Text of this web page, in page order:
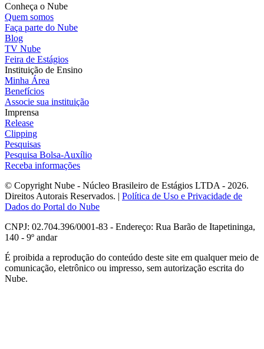
Conheça o Nube
Quem somos
Faça parte do Nube
Blog
TV Nube
Feira de Estágios
Instituição de Ensino
Minha Área
Benefícios
Associe sua instituição
Imprensa
Release
Clipping
Pesquisas
Pesquisa Bolsa-Auxílio
Receba informações
© Copyright Nube - Núcleo Brasileiro de Estágios LTDA - 2026.
Direitos Autorais Reservados. | Política de Uso e Privacidade de
Dados do Portal do Nube
CNPJ: 02.704.396/0001-83 - Endereço: Rua Barão de Itapetininga,
140 - 9º andar
É proibida a reprodução do conteúdo deste site em qualquer meio de
comunicação, eletrônico ou impresso, sem autorização escrita do
Nube.